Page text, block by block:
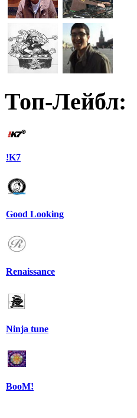
Топ-Лейбл:
!K7
Good Looking
Renaissance
Ninja tune
BooM!